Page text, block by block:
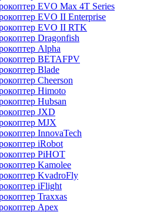
EVO Max 4T Series
EVO II Enterprise
EVO II RTK
Dragonfish
Alpha
BETAFPV
Blade
Cheerson
Himoto
Hubsan
JXD
MJX
InnovaTech
iRobot
PiHOT
Kamolee
KvadroFly
iFlight
Traxxas
Apex